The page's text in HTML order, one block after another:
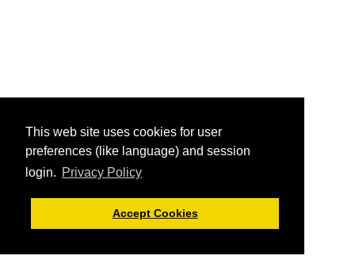
This web site uses cookies for user
preferences (like language) and session
login. Privacy Policy
Accept Cookies